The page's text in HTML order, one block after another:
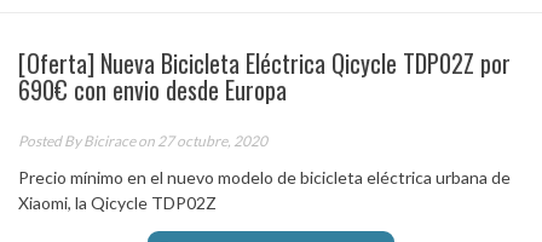
[Oferta] Nueva Bicicleta Eléctrica Qicycle TDP02Z por
690€ con envio desde Europa
Posted ByBiciraceon 27 octubre, 2020
Precio mínimo en el nuevo modelo de bicicleta eléctrica urbana de
Xiaomi, la Qicycle TDP02Z